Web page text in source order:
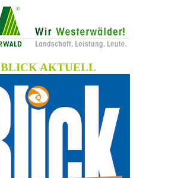
BLICK AKTUELL